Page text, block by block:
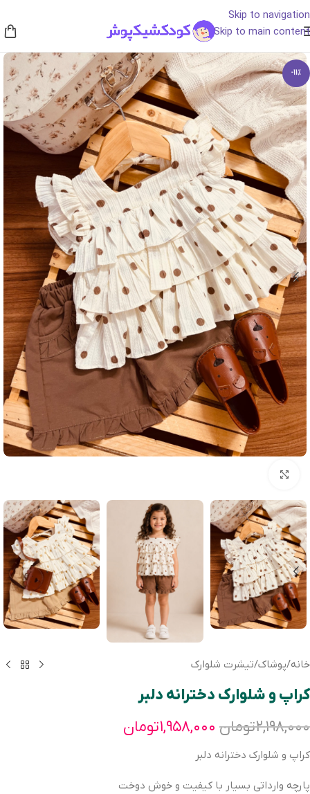
Skip to navigation
Skip to main content
-11%
خانه/پوشاک/تیشرت شلوارک
کراپ و شلوارک دخترانه دلبر
۲,۱۹۸,۰۰۰تومان ۱,۹۵۸,۰۰۰تومان
کراپ و شلوارک دخترانه دلبر
پارچه وارداتی بسیار با کیفیت و خوش دوخت